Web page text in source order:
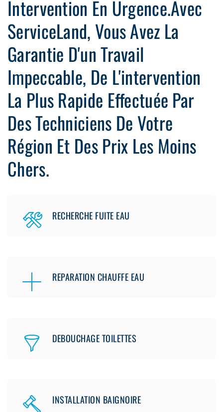
Intervention En Urgence.Avec
ServiceLand, Vous Avez La
Garantie D'un Travail
Impeccable, De L'intervention
La Plus Rapide Effectuée Par
Des Techniciens De Votre
Région Et Des Prix Les Moins
Chers.
RECHERCHE FUITE EAU
REPARATION CHAUFFE EAU
DEBOUCHAGE TOILETTES
INSTALLATION BAIGNOIRE